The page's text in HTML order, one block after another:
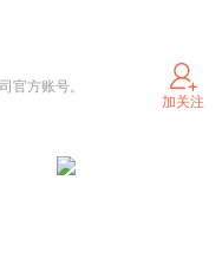
官方账号。
加关注